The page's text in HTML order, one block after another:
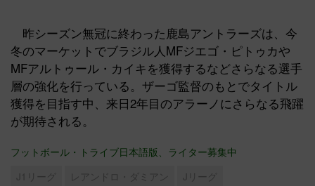
昨シーズン無冠に終わった鹿島アントラーズは、今
冬のマーケットでブラジル人MFジエゴ・ピトゥカや
MFアルトゥール・カイキを獲得するなどさらなる選手
層の強化を行っている。ザーゴ監督のもとでタイトル
獲得を目指す中、来日2年目のアラーノにさらなる飛躍
が期待される。
フットボール・トライブ日本語版、ライター募集中
J1リーグ レアンドロ・ダミアン Jリーグ